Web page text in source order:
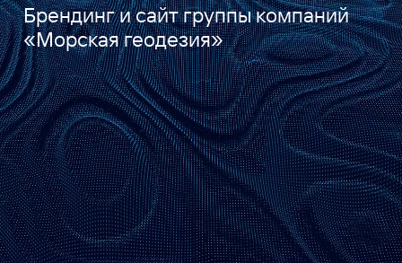
Брендинг и сайт группы компаний
«Морская геодезия»